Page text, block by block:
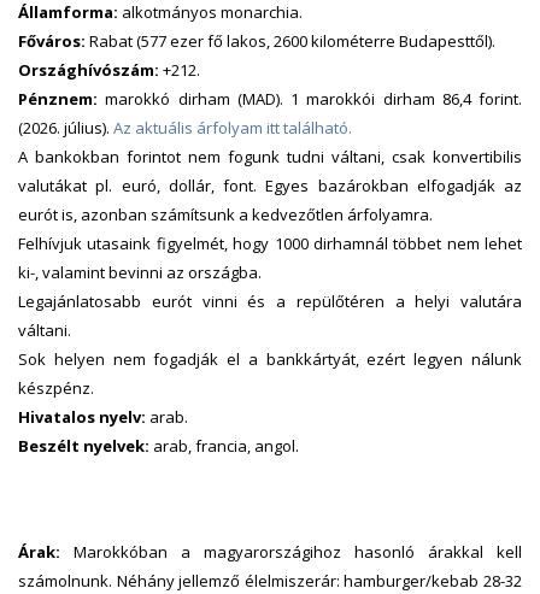
Államforma: alkotmányos monarchia.
Főváros: Rabat (577 ezer fő lakos, 2600 kilométerre Budapesttől).
Országhívószám: +212.
Pénznem:marokkó dirham (MAD). 1 marokkói dirham 86,4 forint.
(2026. július). Az aktuális árfolyam itt található.
A bankokban forintot nem fogunk tudni váltani, csak konvertibilis
valutákat pl. euró, dollár, font. Egyes bazárokban elfogadják az
eurót is, azonban számítsunk a kedvezőtlen árfolyamra.
Felhívjuk utasaink figyelmét, hogy 1000 dirhamnál többet nem lehet
ki-, valamint bevinni az országba.
Legajánlatosabb eurót vinni és a repülőtéren a helyi valutára
váltani.
Sok helyen nem fogadják el a bankkártyát, ezért legyen nálunk
készpénz.
Hivatalos nyelv: arab.
Beszélt nyelvek: arab, francia, angol.
Árak: Marokkóban a magyarországihoz hasonló árakkal kell
számolnunk. Néhány jellemző élelmiszerár: hamburger/kebab 28-32